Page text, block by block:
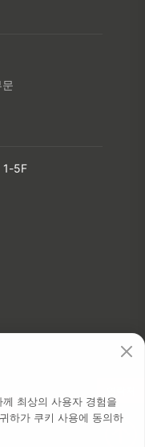
1-5F
최상의 사용자 경험을
하가 쿠키 사용에 동의하